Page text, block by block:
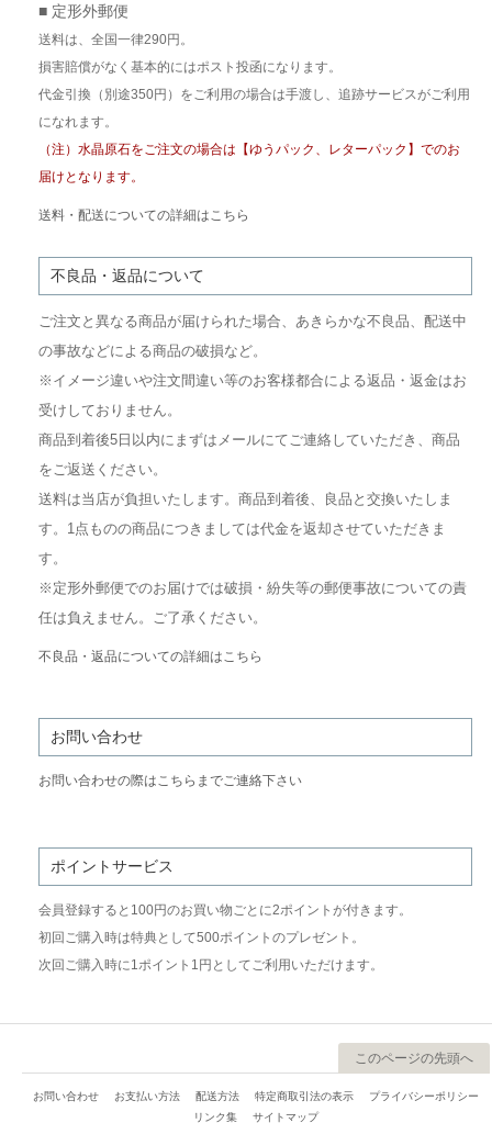
■ 定形外郵便
送料は、全国一律290円。
損害賠償がなく基本的にはポスト投函になります。
代金引換（別途350円）をご利用の場合は手渡し、追跡サービスがご利用
になれます。
（注）水晶原石をご注文の場合は【ゆうパック、レターパック】でのお
届けとなります。
送料・配送についての詳細はこちら
不良品・返品について
ご注文と異なる商品が届けられた場合、あきらかな不良品、配送中
の事故などによる商品の破損など。
※イメージ違いや注文間違い等のお客様都合による返品・返金はお
受けしておりません。
商品到着後5日以内にまずはメールにてご連絡していただき、商品
をご返送ください。
送料は当店が負担いたします。商品到着後、良品と交換いたしま
す。1点ものの商品につきましては代金を返却させていただきま
す。
※定形外郵便でのお届けでは破損・紛失等の郵便事故についての責
任は負えません。ご了承ください。
不良品・返品についての詳細はこちら
お問い合わせ
お問い合わせの際はこちらまでご連絡下さい
ポイントサービス
会員登録すると100円のお買い物ごとに2ポイントが付きます。
初回ご購入時は特典として500ポイントのプレゼント。
次回ご購入時に1ポイント1円としてご利用いただけます。
このページの先頭へ
お問い合わせ お支払い方法 配送方法 特定商取引法の表示
プライバシーポリシー
リンク集
サイトマップ